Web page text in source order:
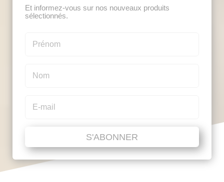
Et informez-vous sur nos nouveaux produits
sélectionnés.
S'ABONNER